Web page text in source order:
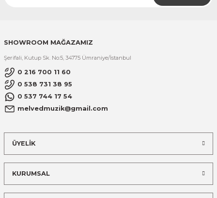
SHOWROOM MAĞAZAMIZ
Şerifali, Kutup Sk. No:5, 34775 Ümraniye/İstanbul
0 216 700 11 60
0 538 731 38 95
0 537 744 17 54
melvedmuzik@gmail.com
ÜYELİK
KURUMSAL